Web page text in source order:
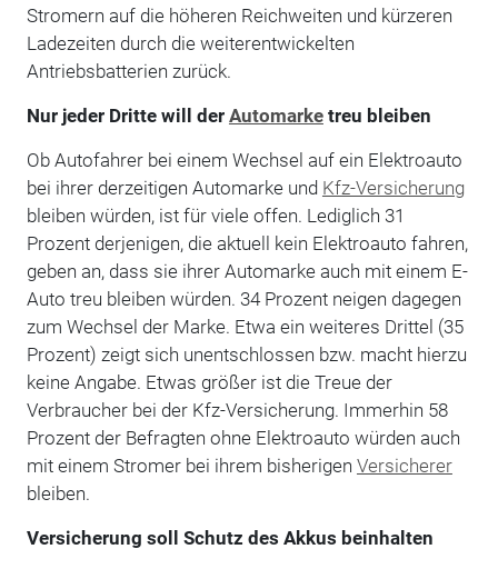
Stromern auf die höheren Reichweiten und kürzeren
Ladezeiten durch die weiterentwickelten
Antriebsbatterien zurück.
Nur jeder Dritte will der Automarketreu bleiben
Ob Autofahrer bei einem Wechsel auf ein Elektroauto
bei ihrer derzeitigen Automarke und Kfz-Versicherung
bleiben würden, ist für viele offen. Lediglich 31
Prozent derjenigen, die aktuell kein Elektroauto fahren,
geben an, dass sie ihrer Automarke auch mit einem E-
Auto treu bleiben würden. 34 Prozent neigen dagegen
zum Wechsel der Marke. Etwa ein weiteres Drittel (35
Prozent) zeigt sich unentschlossen bzw. macht hierzu
keine Angabe. Etwas größer ist die Treue der
Verbraucher bei der Kfz-Versicherung. Immerhin 58
Prozent der Befragten ohne Elektroauto würden auch
mit einem Stromer bei ihrem bisherigen Versicherer
bleiben.
Versicherung soll Schutz des Akkus beinhalten